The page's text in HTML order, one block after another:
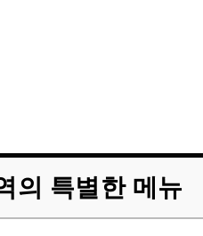
의 특별한 메뉴